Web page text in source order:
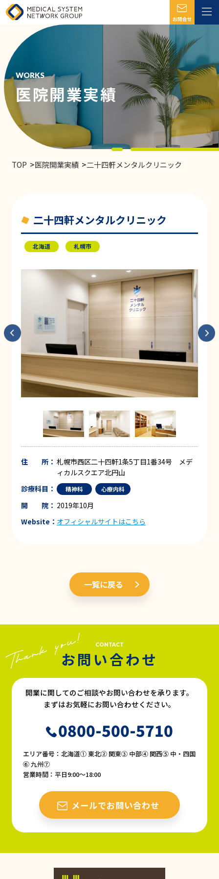
WORKS
医院開業実績
TOP 医院開業実績 二十四軒メンタルクリニック
二十四軒メンタルクリニック
北海道 札幌市
住 所： 札幌市西区二十四軒1条5丁目1番34号 メデ
ィカルスクエア北円山
診療科目：
精神科 心療内科
開 院： 2019年10月
Website： オフィシャルサイトはこちら
一覧に戻る
CONTACT
お問い合わせ
開業に関してのご相談やお問い合わせを承ります。
まずはお気軽にお問い合わせください。
0800-500-5710
エリア番号：北海道① 東北② 関東③ 中部④ 関西⑤ 中・四国
⑥ 九州⑦
営業時間：平日9:00〜18:00
メールでお問い合わせ